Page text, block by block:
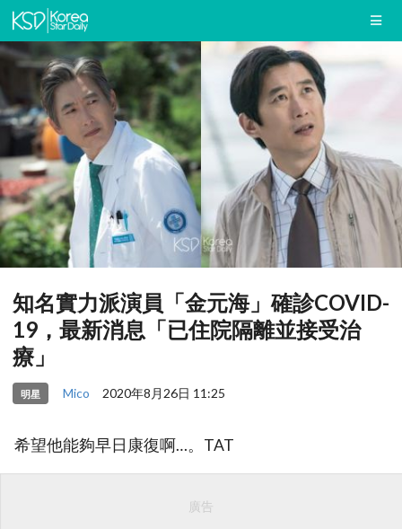
知名實力派演員「金元海」確診COVID-
19，最新消息「已住院隔離並接受治
療」
明星 Mico 2020年8月26日 11:25
希望他能夠早日康復啊…。TAT
廣告